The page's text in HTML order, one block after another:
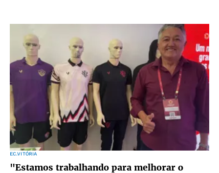
EC.VITÓRIA
"Estamos trabalhando para melhorar o